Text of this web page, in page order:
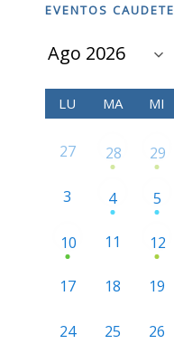
EVENTOS CAUDETE
LU MA MI
27 28 29
3 4 5
10 11 12
17 18 19
24 25 26